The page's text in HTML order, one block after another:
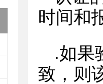
时间和
.如果
致，则